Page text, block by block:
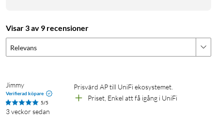
Visar 3 av 9 recensioner
Relevans
Jimmy
Verifierad köpare
5/5
3 veckor sedan
Prisvärd AP till UniFi ekosystemet.
Priset, Enkel att få igång i UniFi